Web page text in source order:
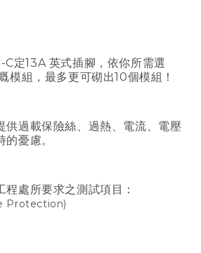
C定13A 英式插腳 ，依你所需選
模組，最多更可砌出10個模組！
供過載保險絲、過熱、電流、電壓
憂慮。
程處所要求之測試項目：
Protection)